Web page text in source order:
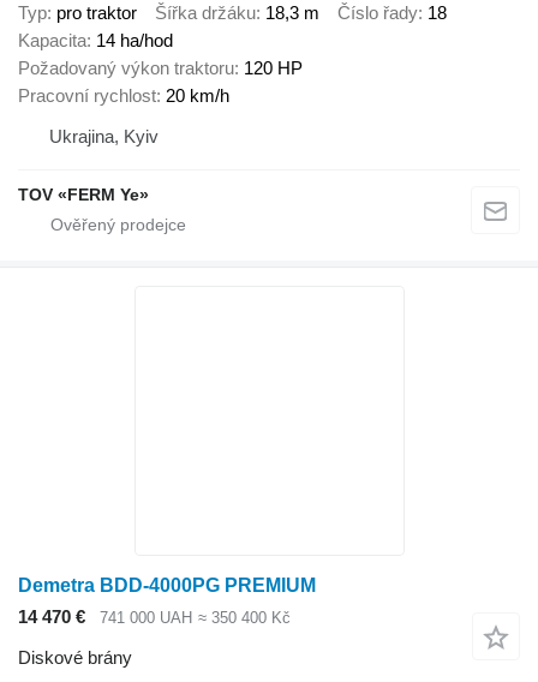
Typ pro traktor Šířka držáku 18,3 m Číslo řady 18
Kapacita 14 ha/hod
Požadovaný výkon traktoru 120 HP
Pracovní rychlost 20 km/h
Ukrajina, Kyiv
TOV «FERM Ye»
Demetra BDD-4000PG PREMIUM
14 470 €
741 000 UAH ≈ 350 400 Kč
Diskové brány